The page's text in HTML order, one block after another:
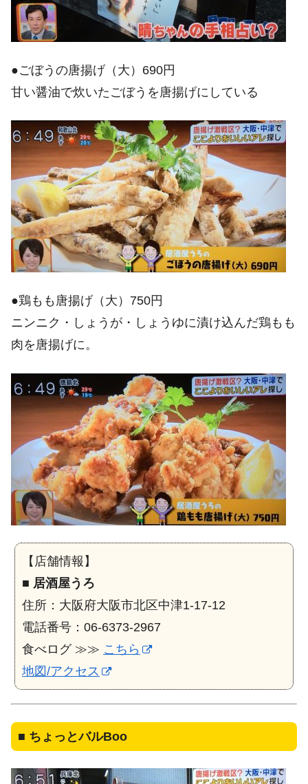
●ごぼうの唐揚げ（大）690円
甘い醤油で炊いたごぼうを唐揚げにしている
●鶏もも唐揚げ（大）750円
ニンニク・しょうが・しょうゆに漬け込んだ鶏もも
肉を唐揚げに。
【店舗情報】
■ 居酒屋うろ
住所：大阪府大阪市北区中津1-17-12
電話番号：06-6373-2967
食べログ ≫≫ こちら
地図/アクセス
■ ちょっとバルBoo